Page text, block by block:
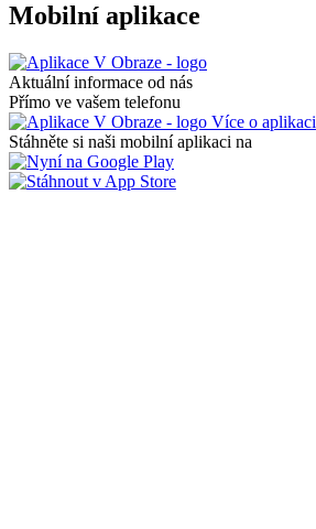
Mobilní aplikace
Aktuální informace od nás
Přímo ve vašem telefonu
Více o aplikaci
Stáhněte si naši mobilní aplikaci na